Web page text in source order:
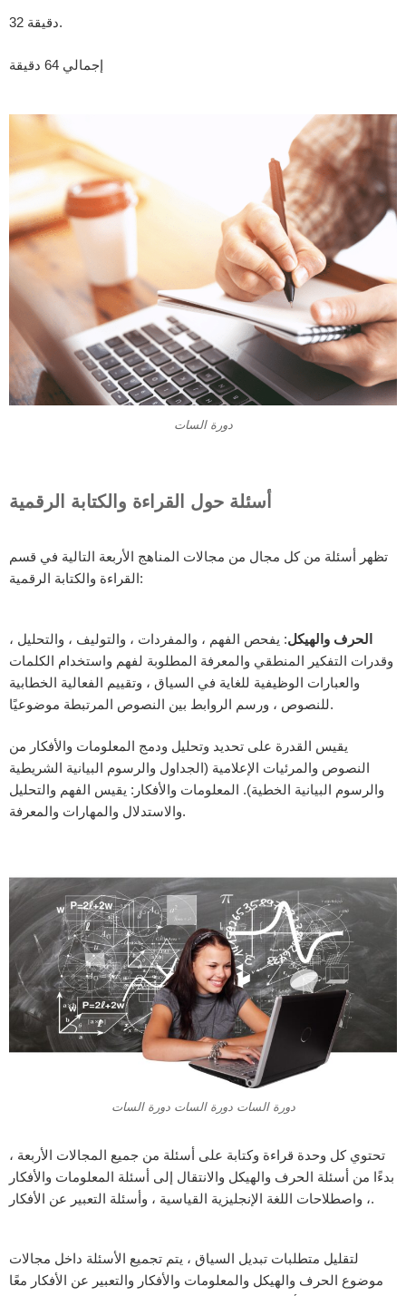
32 دقيقة.
إجمالي 64 دقيقة
دورة السات
أسئلة حول القراءة والكتابة الرقمية
تظهر أسئلة من كل مجال من مجالات المناهج الأربعة التالية في قسم
القراءة والكتابة الرقمية:
الحرف والهيكل: يفحص الفهم ، والمفردات ، والتوليف ، والتحليل ،
وقدرات التفكير المنطقي والمعرفة المطلوبة لفهم واستخدام الكلمات
والعبارات الوظيفية للغاية في السياق ، وتقييم الفعالية الخطابية
للنصوص ، ورسم الروابط بين النصوص المرتبطة موضوعيًا.
يقيس القدرة على تحديد وتحليل ودمج المعلومات والأفكار من
النصوص والمرئيات الإعلامية (الجداول والرسوم البيانية الشريطية
والرسوم البيانية الخطية). المعلومات والأفكار: يقيس الفهم والتحليل
والاستدلال والمهارات والمعرفة.
دورة السات دورة السات دورة السات
تحتوي كل وحدة قراءة وكتابة على أسئلة من جميع المجالات الأربعة ،
بدءًا من أسئلة الحرف والهيكل والانتقال إلى أسئلة المعلومات والأفكار
، واصطلاحات اللغة الإنجليزية القياسية ، وأسئلة التعبير عن الأفكار.
لتقليل متطلبات تبديل السياق ، يتم تجميع الأسئلة داخل مجالات
موضوع الحرف والهيكل والمعلومات والأفكار والتعبير عن الأفكار معًا